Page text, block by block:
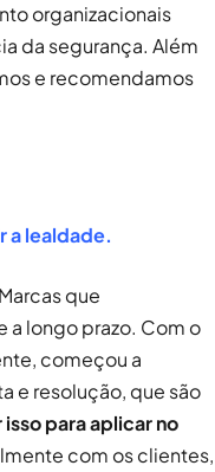
organizacionais
da segurança. Além
e recomendamos
a lealdade.
que
longo prazo. Com o
começou a
e resolução, que são
para aplicar no
com os clientes,